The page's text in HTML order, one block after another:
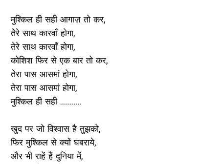
मुश्किल ही सही आगाज़ तो कर,
तेरे साथ कारवाँ होगा,
तेरे साथ कारवाँ होगा,
कोशिश फिर से एक बार तो कर,
तेरा पास आसमां होगा,
तेरा पास आसमां होगा,
मुश्किल ही सही ...........
खुद पर जो विश्वास है तुझको,
फिर मुश्किल से क्यों घबराये,
और भी राहें हैं दुनिया में,